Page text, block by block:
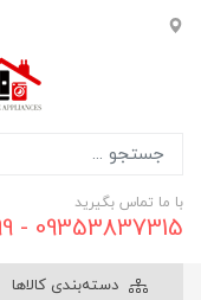
با ما تماس بگیرید
09353837315 - 09174049199
دسته‌بندی کالاها